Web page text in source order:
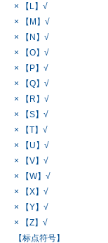
× 【L】√
× 【M】√
× 【N】√
× 【O】√
× 【P】√
× 【Q】√
× 【R】√
× 【S】√
× 【T】√
× 【U】√
× 【V】√
× 【W】√
× 【X】√
× 【Y】√
× 【Z】√
【标点符号】